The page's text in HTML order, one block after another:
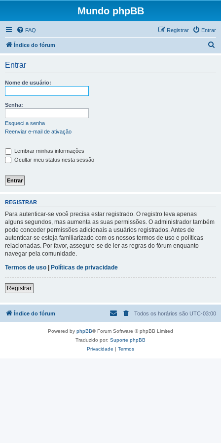
Mundo phpBB
FAQ Entrar
Registrar
Índice do fórum
Entrar
Nome de usuário:
Senha:
Esqueci a senha
Reenviar e-mail de ativação
Lembrar minhas informações
Ocultar meu status nesta sessão
REGISTRAR
Para autenticar-se você precisa estar registrado. O registro leva apenas
alguns segundos, mas aumenta as suas permissões. O administrador também
pode conceder permissões adicionais a usuários registrados. Antes de
autenticar-se esteja familiarizado com os nossos termos de uso e políticas
relacionadas. Por favor, assegure-se de ler as regras do fórum enquanto
navegar pela comunidade.
Termos de uso | Políticas de privacidade
Registrar
Índice do fórum Todos os horários são UTC-03:00
Powered by phpBB® Forum Software © phpBB Limited
Traduzido por: Suporte phpBB
Privacidade | Termos